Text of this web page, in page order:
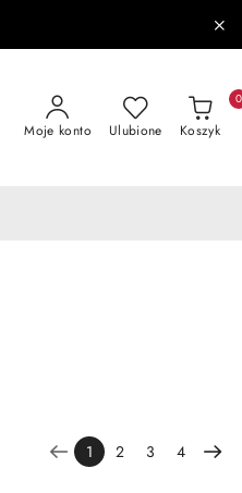
Moje konto Ulubione Koszyk
0
1 2 3 4